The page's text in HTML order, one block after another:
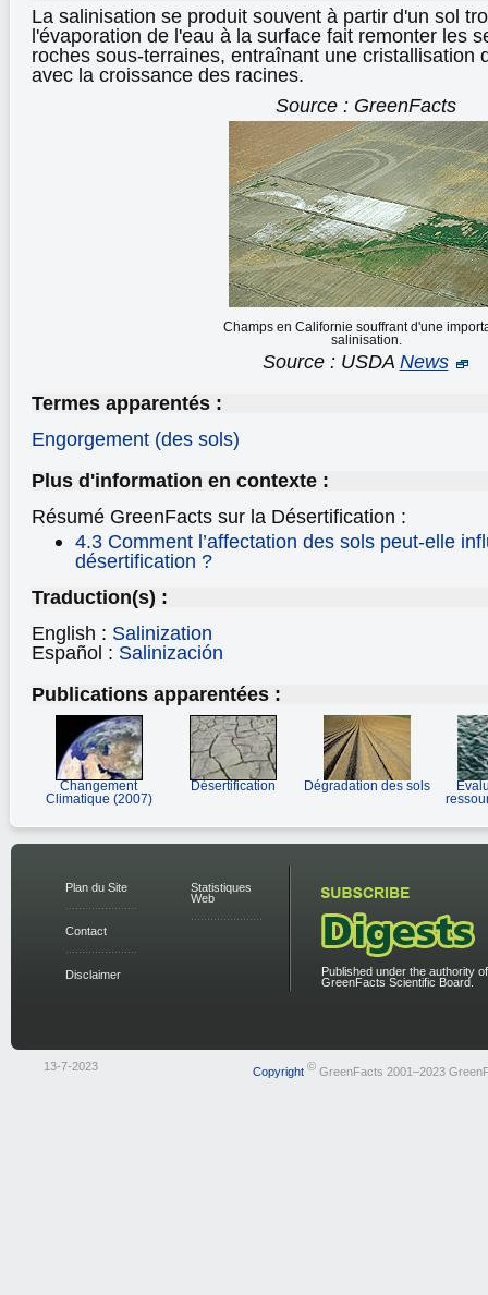
La salinisation se produit souvent à partir d'un sol
l'évaporation de l'eau à la surface fait remonter les
roches sous-terraines, entraînant une cristallisation
avec la croissance des racines.
Source : GreenFacts
Champs en Californie souffrant d'une
salinisation.
Source : USDA News
Termes apparentés :
Engorgement (des sols)
Plus d'information en contexte :
Résumé GreenFacts sur la Désertification :
4.3 Comment l’affectation des sols peut-elle
désertification ?
Traduction(s) :
English : Salinization
Español : Salinización
Publications apparentées :
Changement
Climatique (2007)
Désertification Dégradation des sols
Plan du Site
Contact
Disclaimer
Statistiques
Web
Published under the authority
GreenFacts Scientific Board.
13-7-2023 Copyright ©GreenFacts 2001–2023